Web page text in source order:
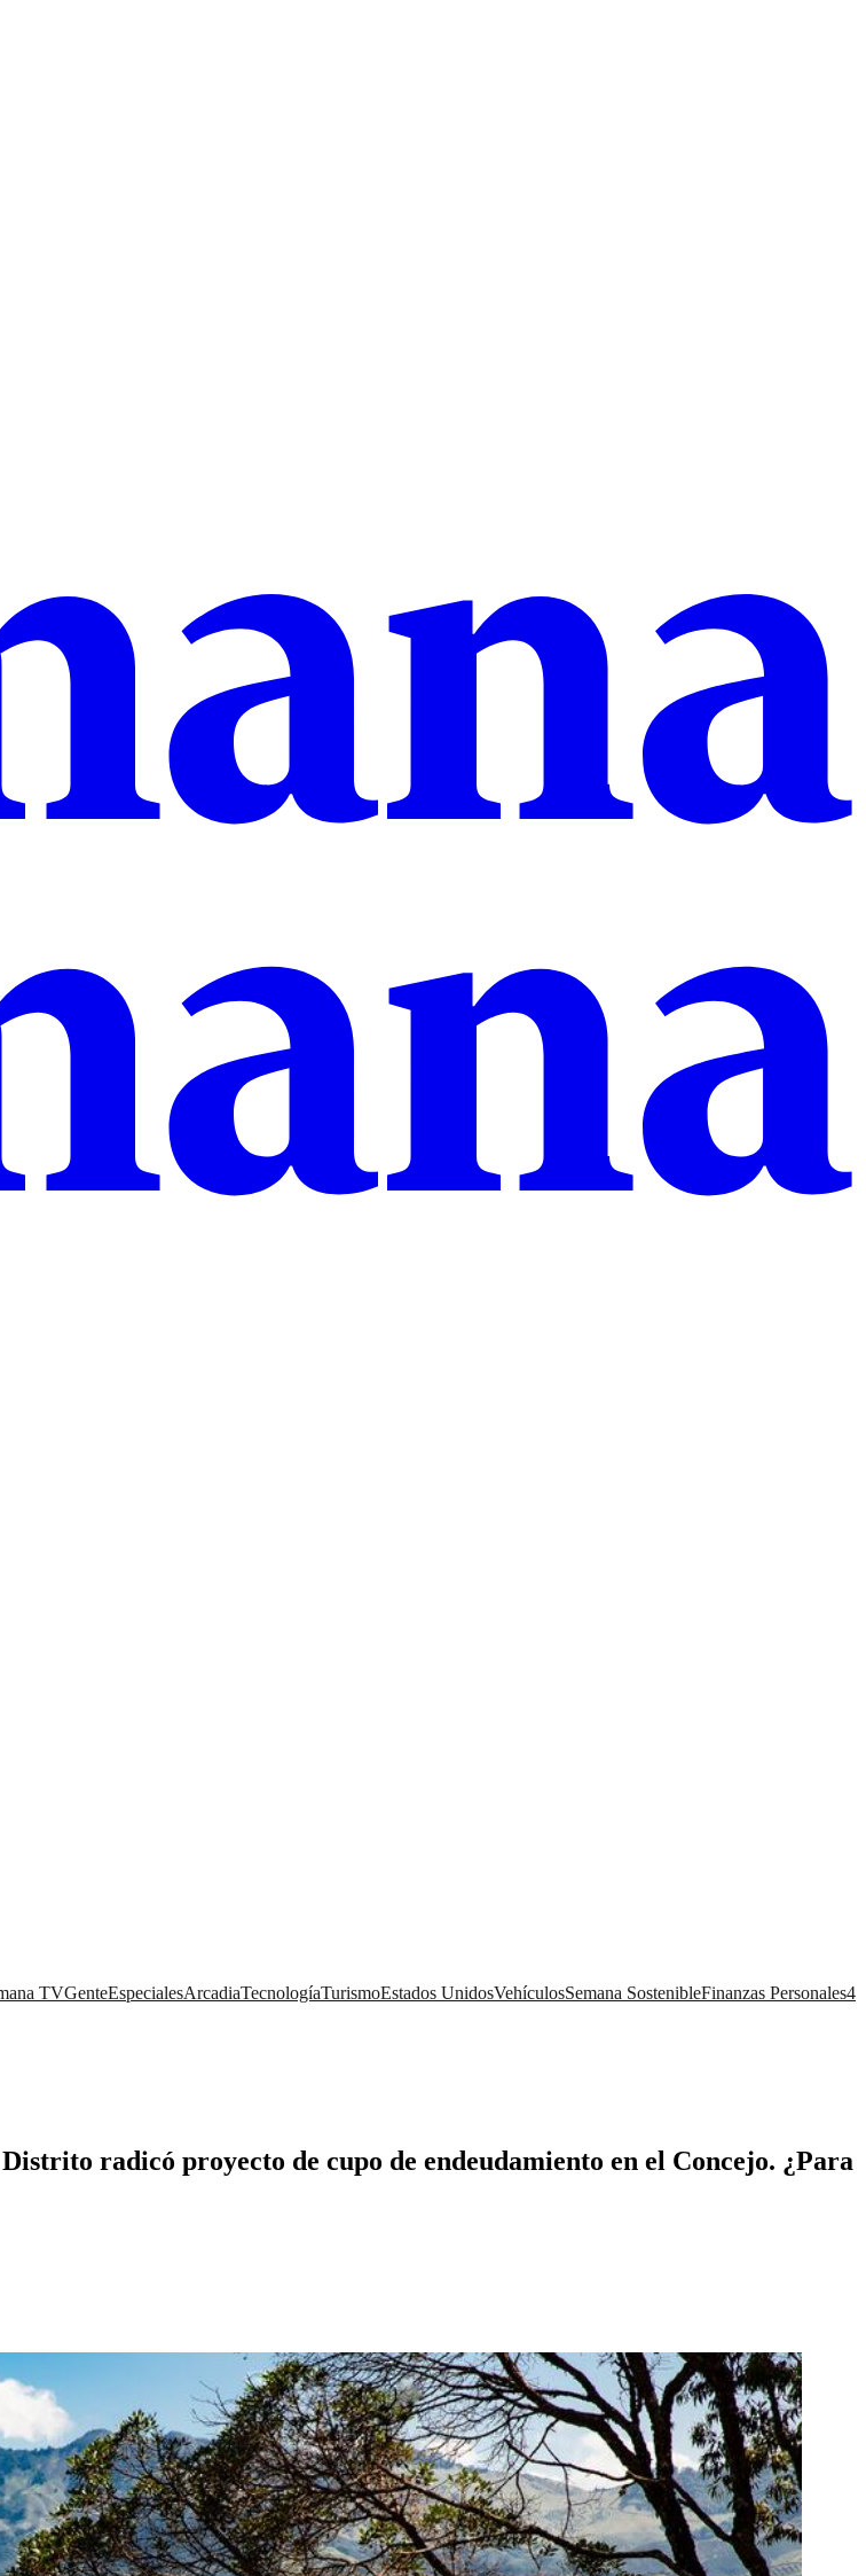
TVGenteEspecialesArcadiaTecnologíaTurismoEstados UnidosVehículosSemana SostenibleFinanzas Personales4
radicó proyecto de cupo de endeudamiento en el Concejo. ¿Para